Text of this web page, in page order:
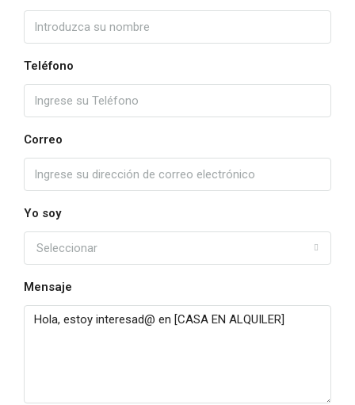
Teléfono
Correo
Yo soy
Seleccionar
Mensaje